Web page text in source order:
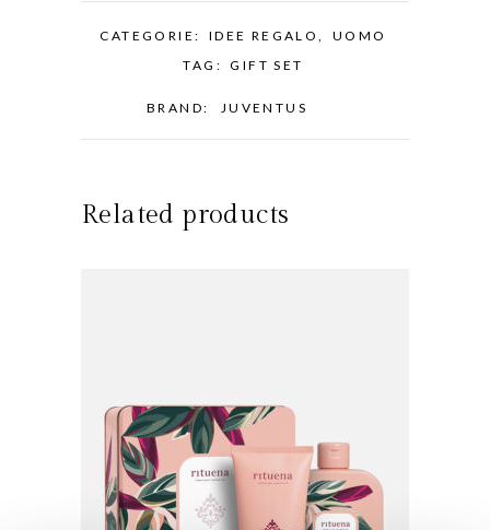
CATEGORIE: IDEE REGALO,
UOMO
TAG:
GIFT SET
BRAND: JUVENTUS
Related products